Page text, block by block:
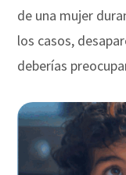
de una mujer
los casos,
deberías